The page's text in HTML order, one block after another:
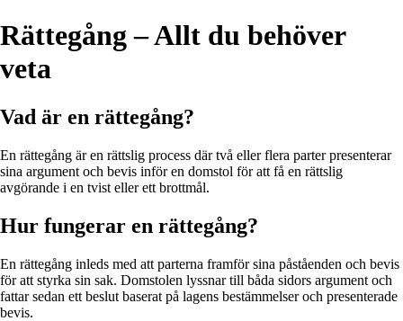
Rättegång – Allt du behöver
veta
Vad är en rättegång?
En rättegång är en rättslig process där två eller flera parter presenterar
sina argument och bevis inför en domstol för att få en rättslig
avgörande i en tvist eller ett brottmål.
Hur fungerar en rättegång?
En rättegång inleds med att parterna framför sina påståenden och bevis
för att styrka sin sak. Domstolen lyssnar till båda sidors argument och
fattar sedan ett beslut baserat på lagens bestämmelser och presenterade
bevis.